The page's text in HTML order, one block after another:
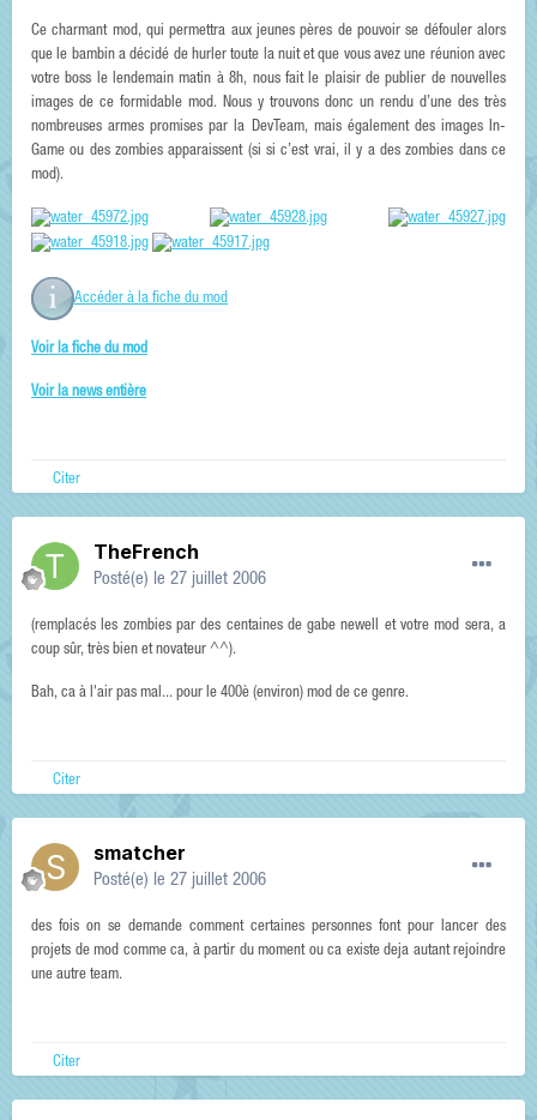
Ce charmant mod, qui permettra aux jeunes pères de pouvoir se défouler alors
que le bambin a décidé de hurler toute la nuit et que vous avez une réunion avec
votre boss le lendemain matin à 8h, nous fait le plaisir de publier de nouvelles
images de ce formidable mod. Nous y trouvons donc un rendu d’une des très
nombreuses armes promises par la DevTeam, mais également des images In-
Game ou des zombies apparaissent (si si c’est vrai, il y a des zombies dans ce
mod).
Accéder à la fiche du mod
Voir la fiche du mod
Voir la news entière
Citer
TheFrench
Posté(e) le 27 juillet 2006
(remplacés les zombies par des centaines de gabe newell et votre mod sera, a
coup sûr, très bien et novateur ^^).
Bah, ca à l'air pas mal... pour le 400è (environ) mod de ce genre.
Citer
smatcher
Posté(e) le 27 juillet 2006
des fois on se demande comment certaines personnes font pour lancer des
projets de mod comme ca, à partir du moment ou ca existe deja autant rejoindre
une autre team.
Citer